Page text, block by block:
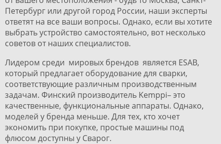
Петербург или другой город России, наши эксперты
ответят на все ваши вопросы. Однако, если вы хотите
выбрать устройство самостоятельно, вот несколько
советов от наших специалистов.
Лидером среди мировых брендов является ESAB,
который предлагает оборудование для сварки,
соответствующие различным производственным
задачам. Финский производитель Kemppi– это
качественные, функциональные аппараты. Однако,
моделей у бренда меньше. Для тех, кто хочет
экономить при покупке, простые машины под
флюсом доступны у Сварог.